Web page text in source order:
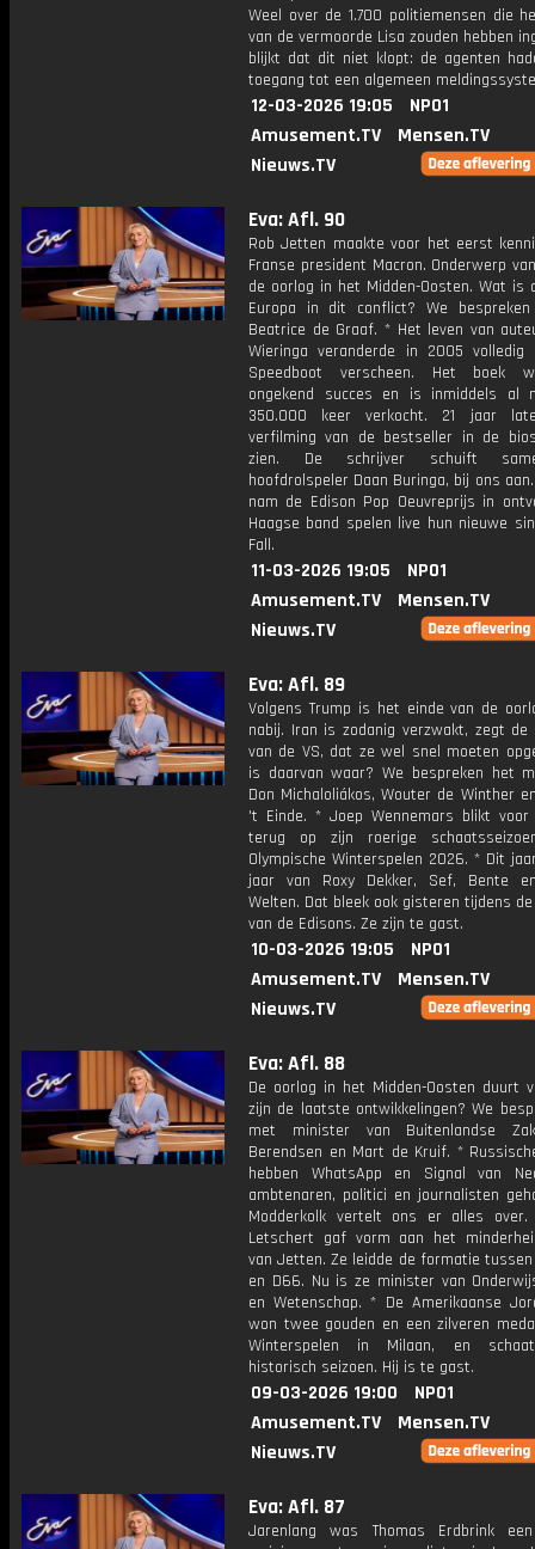
Weel over de 1.700 politiemensen die
van de vermoorde Lisa zouden hebben
blijkt dat dit niet klopt: de agenten
toegang tot een algemeen
12-03-2026 19:05
NPO1
Amusement.TV
Mensen.TV
Nieuws.TV
Eva: Afl. 90
Rob Jetten maakte voor het eerst
Franse president Macron. Onderwerp
de oorlog in het Midden-Oosten. Wat is
Europa in dit conflict? We
Beatrice de Graaf. * Het leven van
Wieringa veranderde in 2005
Speedboot verscheen. Het boek
ongekend succes en is inmiddels al
350.000 keer verkocht. 21 jaar
verfilming van de bestseller in de
zien. De schrijver schuift
hoofdrolspeler Daan Buringa, bij ons aan.
nam de Edison Pop Oeuvreprijs in
Haagse band spelen live hun nieuwe
Fall.
11-03-2026 19:05
NPO1
Amusement.TV
Mensen.TV
Nieuws.TV
Eva: Afl. 89
Volgens Trump is het einde van de
nabij. Iran is zodanig verzwakt, zegt de
van de VS, dat ze wel snel moeten
is daarvan waar? We bespreken het
Don Michaloliákos, Wouter de Winther
't Einde. * Joep Wennemars blikt
terug op zijn roerige
Olympische Winterspelen 2026. * Dit
jaar van Roxy Dekker, Sef, Bente
Welten. Dat bleek ook gisteren tijdens
van de Edisons. Ze zijn te gast.
10-03-2026 19:05
NPO1
Amusement.TV
Mensen.TV
Nieuws.TV
Eva: Afl. 88
De oorlog in het Midden-Oosten duurt
zijn de laatste ontwikkelingen? We
met minister van Buitenlandse
Berendsen en Mart de Kruif. *
hebben WhatsApp en Signal van
ambtenaren, politici en journalisten
Modderkolk vertelt ons er alles over.
Letschert gaf vorm aan het
van Jetten. Ze leidde de formatie tussen
en D66. Nu is ze minister van
en Wetenschap. * De Amerikaanse
won twee gouden en een zilveren
Winterspelen in Milaan, en
historisch seizoen. Hij is te gast.
09-03-2026 19:00
NPO1
Amusement.TV
Mensen.TV
Nieuws.TV
Eva: Afl. 87
Jarenlang was Thomas Erdbrink